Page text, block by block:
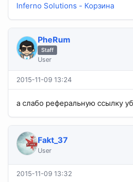
Inferno Solutions - Корзина
PheRum
Staff
User
2015-11-09 13:24
а слабо реферальную ссылку
Fakt_37
User
2015-11-09 13:32